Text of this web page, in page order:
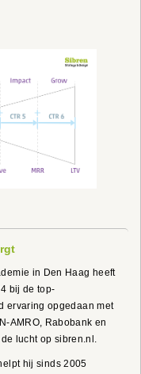
in Den Haag heeft
bij de top-
ervaring opgedaan met
AMRO, Rabobank en
lucht op sibren.nl.
hij sinds 2005